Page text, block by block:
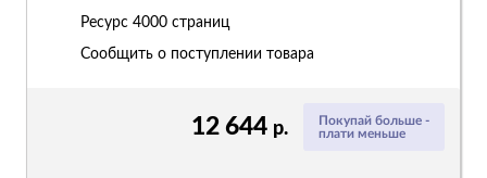
Покупай больше -
плати меньше
12 644 р.
Ресурс 4000 страниц
Сообщить о поступлении товара